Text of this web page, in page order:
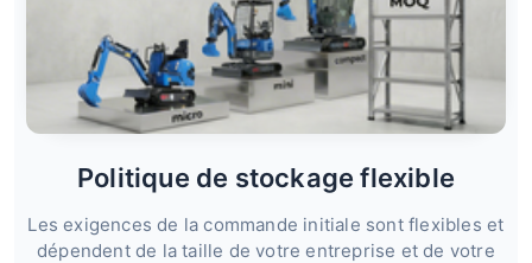
Politique de stockage flexible
Les exigences de la commande initiale sont flexibles et
dépendent de la taille de votre entreprise et de votre